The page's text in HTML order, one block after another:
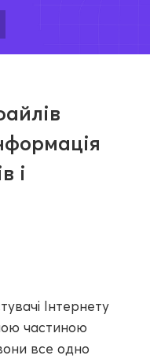
і
Інтернету
частиною
все одно